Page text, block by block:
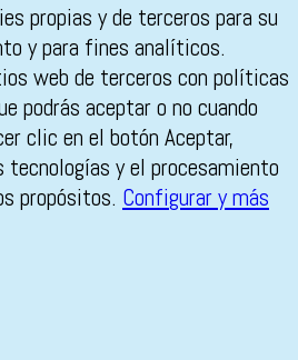
propias y de terceros para su
y para fines analíticos.
web de terceros con políticas
podrás aceptar o no cuando
clic en el botón Aceptar,
y el procesamiento
propósitos. Configurar y más